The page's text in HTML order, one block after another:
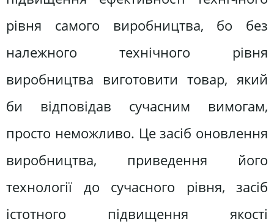
рівня самого виробництва, бо без
належного технічного рівня
виробництва виготовити товар, який
би відповідав сучасним вимогам,
просто неможливо. Це засіб оновлення
виробництва, приведення його
технології до сучасного рівня, засіб
істотного підвищення якості